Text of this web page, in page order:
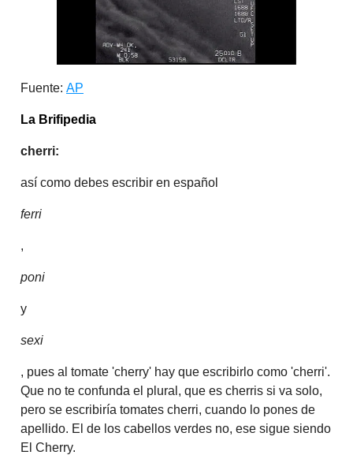
Fuente: AP
La Brifipedia
cherri:
así como debes escribir en español
ferri
,
poni
y
sexi
, pues al tomate 'cherry' hay que escribirlo como 'cherri'.
Que no te confunda el plural, que es cherris si va solo,
pero se escribiría tomates cherri, cuando lo pones de
apellido. El de los cabellos verdes no, ese sigue siendo
El Cherry.